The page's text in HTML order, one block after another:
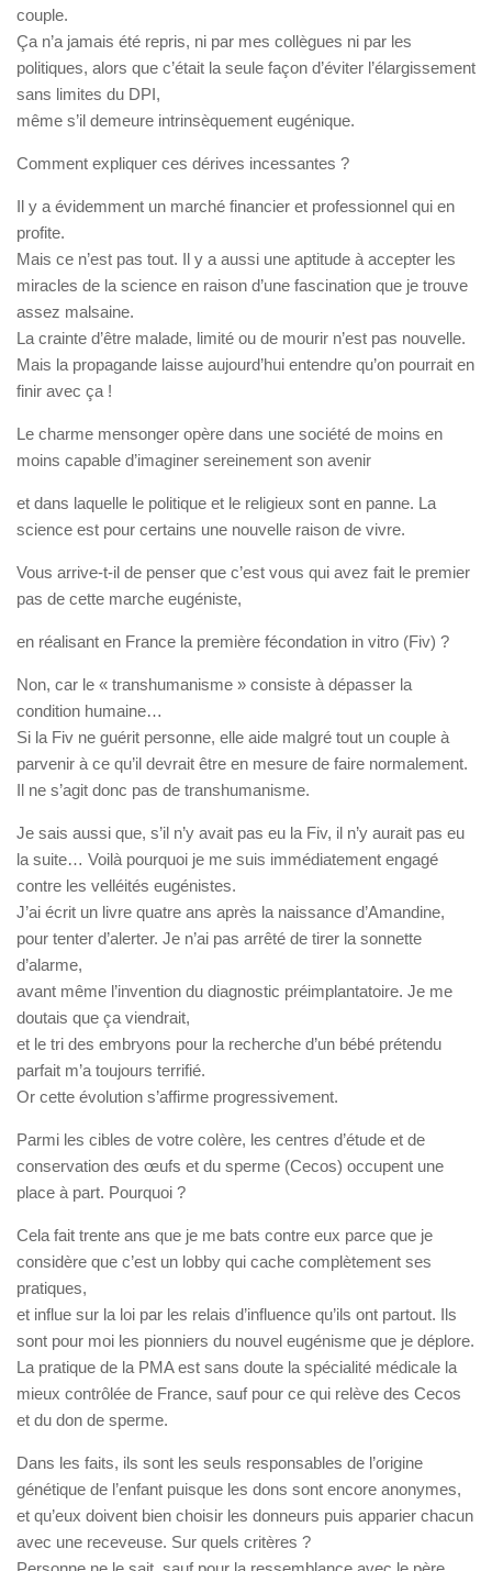
couple.
Ça n’a jamais été repris, ni par mes collègues ni par les
politiques, alors que c’était la seule façon d’éviter l’élargissement
sans limites du DPI,
même s’il demeure intrinsèquement eugénique.
Comment expliquer ces dérives incessantes ?
Il y a évidemment un marché financier et professionnel qui en
profite.
Mais ce n’est pas tout. Il y a aussi une aptitude à accepter les
miracles de la science en raison d’une fascination que je trouve
assez malsaine.
La crainte d’être malade, limité ou de mourir n’est pas nouvelle.
Mais la propagande laisse aujourd’hui entendre qu’on pourrait en
finir avec ça !
Le charme mensonger opère dans une société de moins en
moins capable d’imaginer sereinement son avenir
et dans laquelle le politique et le religieux sont en panne. La
science est pour certains une nouvelle raison de vivre.
Vous arrive-t-il de penser que c’est vous qui avez fait le premier
pas de cette marche eugéniste,
en réalisant en France la première fécondation in vitro (Fiv) ?
Non, car le « transhumanisme » consiste à dépasser la
condition humaine…
Si la Fiv ne guérit personne, elle aide malgré tout un couple à
parvenir à ce qu’il devrait être en mesure de faire normalement.
Il ne s’agit donc pas de transhumanisme.
Je sais aussi que, s’il n’y avait pas eu la Fiv, il n’y aurait pas eu
la suite… Voilà pourquoi je me suis immédiatement engagé
contre les velléités eugénistes.
J’ai écrit un livre quatre ans après la naissance d’Amandine,
pour tenter d’alerter. Je n’ai pas arrêté de tirer la sonnette
d’alarme,
avant même l’invention du diagnostic préimplantatoire. Je me
doutais que ça viendrait,
et le tri des embryons pour la recherche d’un bébé prétendu
parfait m’a toujours terrifié.
Or cette évolution s’affirme progressivement.
Parmi les cibles de votre colère, les centres d’étude et de
conservation des œufs et du sperme (Cecos) occupent une
place à part. Pourquoi ?
Cela fait trente ans que je me bats contre eux parce que je
considère que c’est un lobby qui cache complètement ses
pratiques,
et influe sur la loi par les relais d’influence qu’ils ont partout. Ils
sont pour moi les pionniers du nouvel eugénisme que je déplore.
La pratique de la PMA est sans doute la spécialité médicale la
mieux contrôlée de France, sauf pour ce qui relève des Cecos
et du don de sperme.
Dans les faits, ils sont les seuls responsables de l’origine
génétique de l’enfant puisque les dons sont encore anonymes,
et qu’eux doivent bien choisir les donneurs puis apparier chacun
avec une receveuse. Sur quels critères ?